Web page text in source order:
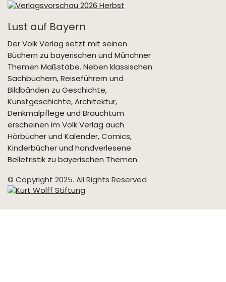
Lust auf Bayern
Der Volk Verlag setzt mit seinen
Büchern zu bayerischen und Münchner
Themen Maßstäbe. Neben klassischen
Sachbüchern, Reiseführern und
Bildbänden zu Geschichte,
Kunstgeschichte, Architektur,
Denkmalpflege und Brauchtum
erscheinen im Volk Verlag auch
Hörbücher und Kalender, Comics,
Kinderbücher und handverlesene
Belletristik zu bayerischen Themen.
© Copyright 2025. All Rights Reserved